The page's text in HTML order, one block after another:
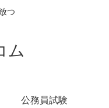
つ
ム
公務員試験